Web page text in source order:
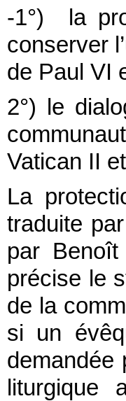
-1°) la
conserver
de Paul VI
2°) le
Vatican II
La
traduite
par
précise le
de la
si un
demandée
liturgique